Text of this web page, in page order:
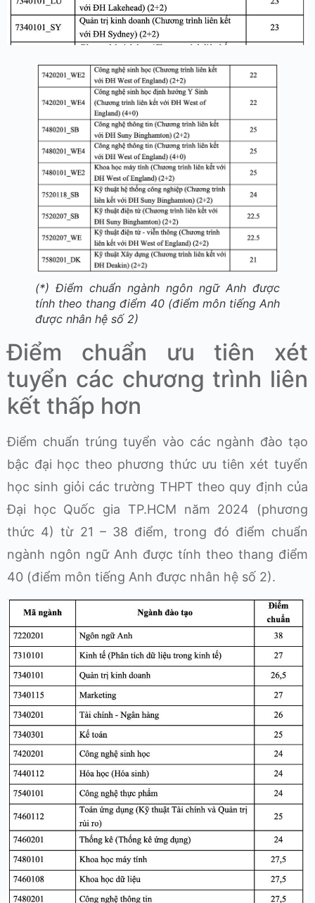
(*) Điểm chuẩn ngành ngôn ngữ Anh được
tính theo thang điểm 40 (điểm môn tiếng Anh
được nhân hệ số 2)
Điểm chuẩn ưu tiên xét
tuyển các chương trình liên
kết thấp hơn
Điểm chuẩn trúng tuyển vào các ngành đào tạo
bậc đại học theo phương thức ưu tiên xét tuyển
học sinh giỏi các trường THPT theo quy định của
Đại học Quốc gia TP.HCM năm 2024 (phương
thức 4) từ 21 – 38 điểm, trong đó điểm chuẩn
ngành ngôn ngữ Anh được tính theo thang điểm
40 (điểm môn tiếng Anh được nhân hệ số 2).